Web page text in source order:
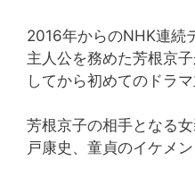
2016年からのNHK連続
主人公を務めた芳根京
してから初めてのドラマ
芳根京子の相手となる
戸康史、童貞のイケメ